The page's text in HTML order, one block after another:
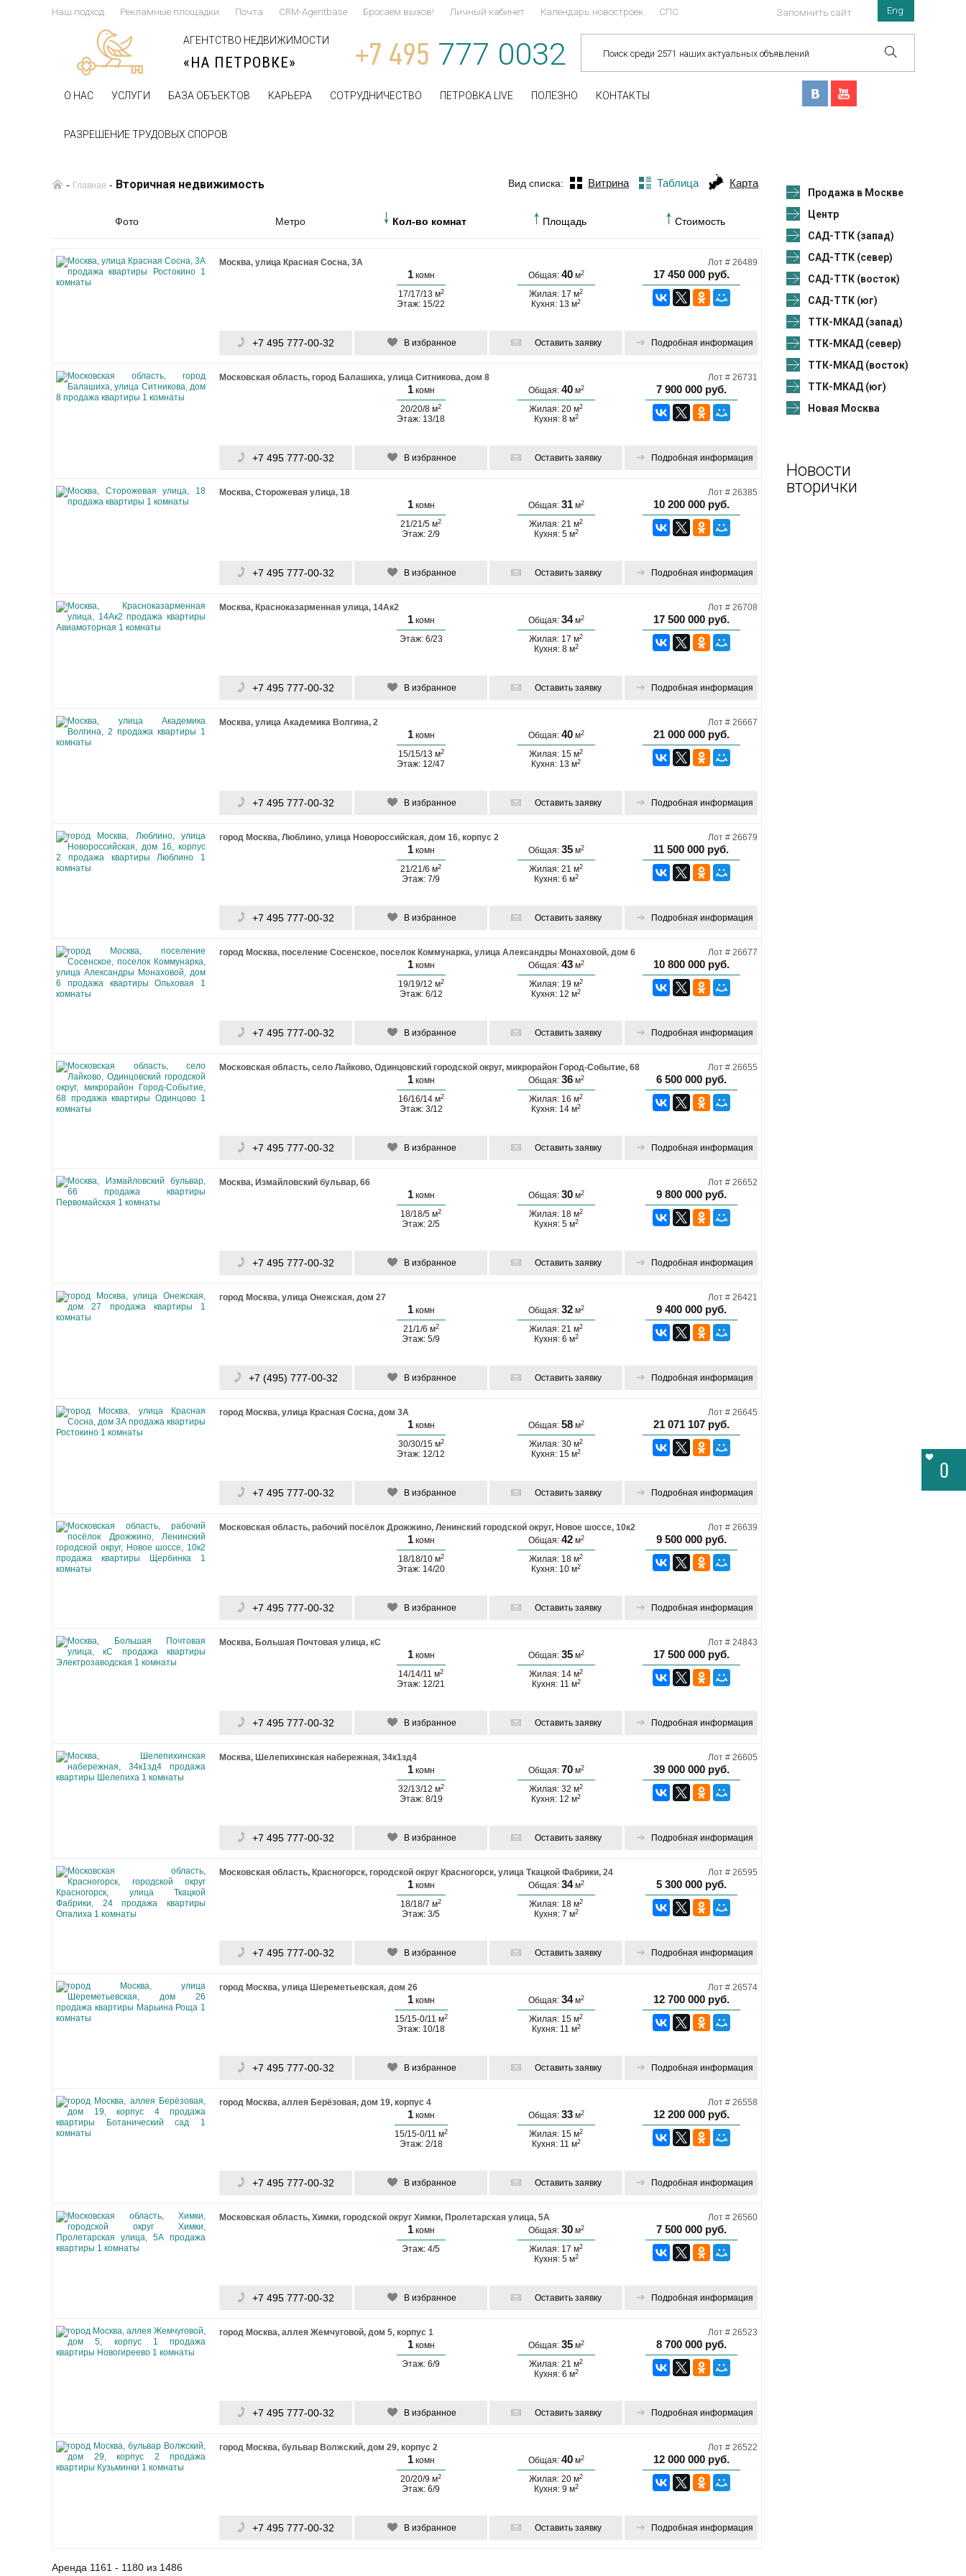
0
Наш подход Рекламные площадки Почта CRM-Agentbase Бросаем вызов! Личный кабинет Календарь новостроек СПС Запомнить сайт Eng
АГЕНТСТВО НЕДВИЖИМОСТИ
«НА ПЕТРОВКЕ» +7 495 777 0032
О НАС УСЛУГИ БАЗА ОБЪЕКТОВ КАРЬЕРА СОТРУДНИЧЕСТВО ПЕТРОВКА LIVE ПОЛЕЗНО КОНТАКТЫ
РАЗРЕШЕНИЕ ТРУДОВЫХ СПОРОВ
Продажа в Москве
Центр
САД-ТТК (запад)
САД-ТТК (север)
САД-ТТК (восток)
САД-ТТК (юг)
ТТК-МКАД (запад)
ТТК-МКАД (север)
ТТК-МКАД (восток)
ТТК-МКАД (юг)
Новая Москва
Новости
вторички
- Главная - Вторичная недвижимость Вид списка: Витрина Таблица Карта
Фото Стоимость
Площадь
Кол-во комнат
Метро
Лот # 26489
Москва, улица Красная Сосна, 3А
+7 495 777-00-32
1комн
17/17/13 м2
Этаж: 15/22
В избранное
Общая: 40м2
Жилая: 17 м2
Кухня: 13 м2
Оставить заявку
17 450 000руб.
Подробная информация
Лот # 26731
Московская область, город Балашиха, улица Ситникова, дом 8
+7 495 777-00-32
1комн
20/20/8 м2
Этаж: 13/18
В избранное
Общая: 40м2
Жилая: 20 м2
Кухня: 8 м2
Оставить заявку
7 900 000руб.
Подробная информация
Лот # 26385
Москва, Сторожевая улица, 18
+7 495 777-00-32
1комн
21/21/5 м2
Этаж: 2/9
В избранное
Общая: 31м2
Жилая: 21 м2
Кухня: 5 м2
Оставить заявку
10 200 000руб.
Подробная информация
Лот # 26708
Москва, Красноказарменная улица, 14Ак2
+7 495 777-00-32
1комн
Этаж: 6/23
В избранное
Общая: 34м2
Жилая: 17 м2
Кухня: 8 м2
Оставить заявку
17 500 000руб.
Подробная информация
Лот # 26667
Москва, улица Академика Волгина, 2
+7 495 777-00-32
1комн
15/15/13 м2
Этаж: 12/47
В избранное
Общая: 40м2
Жилая: 15 м2
Кухня: 13 м2
Оставить заявку
21 000 000руб.
Подробная информация
Лот # 26679
город Москва, Люблино, улица Новороссийская, дом 16, корпус 2
+7 495 777-00-32
1комн
21/21/6 м2
Этаж: 7/9
В избранное
Общая: 35м2
Жилая: 21 м2
Кухня: 6 м2
Оставить заявку
11 500 000 руб.
Подробная информация
Лот # 26677
город Москва, поселение Сосенское, поселок Коммунарка, улица Александры Монаховой, дом 6
+7 495 777-00-32
1комн
19/19/12 м2
Этаж: 6/12
В избранное
Общая: 43м2
Жилая: 19 м2
Кухня: 12 м2
Оставить заявку
10 800 000руб.
Подробная информация
Лот # 26655
Московская область, село Лайково, Одинцовский городской округ, микрорайон Город-Событие, 68
+7 495 777-00-32
1комн
16/16/14 м2
Этаж: 3/12
В избранное
Общая: 36м2
Жилая: 16 м2
Кухня: 14 м2
Оставить заявку
6 500 000руб.
Подробная информация
Лот # 26652
Москва, Измайловский бульвар, 66
+7 495 777-00-32
1комн
18/18/5 м2
Этаж: 2/5
В избранное
Общая: 30м2
Жилая: 18 м2
Кухня: 5 м2
Оставить заявку
9 800 000руб.
Подробная информация
Лот # 26421
город Москва, улица Онежская, дом 27
+7 (495) 777-00-32
1комн
21/1/6 м2
Этаж: 5/9
В избранное
Общая: 32м2
Жилая: 21 м2
Кухня: 6 м2
Оставить заявку
9 400 000руб.
Подробная информация
Лот # 26645
город Москва, улица Красная Сосна, дом 3А
+7 495 777-00-32
1комн
30/30/15 м2
Этаж: 12/12
В избранное
Общая: 58м2
Жилая: 30 м2
Кухня: 15 м2
Оставить заявку
21 071 107руб.
Подробная информация
Лот # 26639
Московская область, рабочий посёлок Дрожжино, Ленинский городской округ, Новое шоссе, 10к2
+7 495 777-00-32
1комн
18/18/10 м2
Этаж: 14/20
В избранное
Общая: 42м2
Жилая: 18 м2
Кухня: 10 м2
Оставить заявку
9 500 000руб.
Подробная информация
Лот # 24843
Москва, Большая Почтовая улица, кС
+7 495 777-00-32
1комн
14/14/11 м2
Этаж: 12/21
В избранное
Общая: 35м2
Жилая: 14 м2
Кухня: 11 м2
Оставить заявку
17 500 000руб.
Подробная информация
Лот # 26605
Москва, Шелепихинская набережная, 34к1зд4
+7 495 777-00-32
1комн
32/13/12 м2
Этаж: 8/19
В избранное
Общая: 70м2
Жилая: 32 м2
Кухня: 12 м2
Оставить заявку
39 000 000руб.
Подробная информация
Лот # 26595
Московская область, Красногорск, городской округ Красногорск, улица Ткацкой Фабрики, 24
+7 495 777-00-32
1комн
18/18/7 м2
Этаж: 3/5
В избранное
Общая: 34м2
Жилая: 18 м2
Кухня: 7 м2
Оставить заявку
5 300 000руб.
Подробная информация
Лот # 26574
город Москва, улица Шереметьевская, дом 26
+7 495 777-00-32
1комн
15/15-0/11 м2
Этаж: 10/18
В избранное
Общая: 34м2
Жилая: 15 м2
Кухня: 11 м2
Оставить заявку
12 700 000руб.
Подробная информация
Лот # 26558
город Москва, аллея Берёзовая, дом 19, корпус 4
+7 495 777-00-32
1комн
15/15-0/11 м2
Этаж: 2/18
В избранное
Общая: 33м2
Жилая: 15 м2
Кухня: 11 м2
Оставить заявку
12 200 000руб.
Подробная информация
Лот # 26560
Московская область, Химки, городской округ Химки, Пролетарская улица, 5А
+7 495 777-00-32
1комн
Этаж: 4/5
В избранное
Общая: 30м2
Жилая: 17 м2
Кухня: 5 м2
Оставить заявку
7 500 000руб.
Подробная информация
Лот # 26523
город Москва, аллея Жемчуговой, дом 5, корпус 1
+7 495 777-00-32
1комн
Этаж: 6/9
В избранное
Общая: 35м2
Жилая: 21 м2
Кухня: 6 м2
Оставить заявку
8 700 000руб.
Подробная информация
Лот # 26522
город Москва, бульвар Волжский, дом 29, корпус 2
+7 495 777-00-32
1комн
20/20/9 м2
Этаж: 6/9
В избранное
Общая: 40м2
Жилая: 20 м2
Кухня: 9 м2
Оставить заявку
12 000 000руб.
Подробная информация
Аренда 1161 - 1180 из 1486